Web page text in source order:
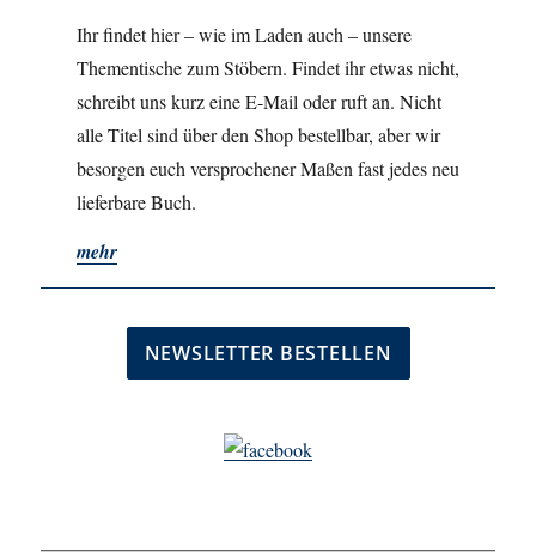
Ihr findet hier – wie im Laden auch – unsere
Thementische zum Stöbern. Findet ihr etwas nicht,
schreibt uns kurz eine E-Mail oder ruft an. Nicht
alle Titel sind über den Shop bestellbar, aber wir
besorgen euch versprochener Maßen fast jedes neu
lieferbare Buch.
mehr